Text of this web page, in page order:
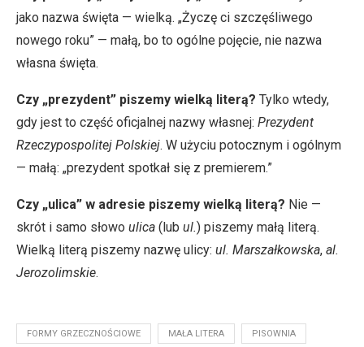
jako nazwa święta — wielką. „Życzę ci szczęśliwego
nowego roku” — małą, bo to ogólne pojęcie, nie nazwa
własna święta.
Czy „prezydent” piszemy wielką literą? Tylko wtedy,
gdy jest to część oficjalnej nazwy własnej: Prezydent
Rzeczypospolitej Polskiej. W użyciu potocznym i ogólnym
— małą: „prezydent spotkał się z premierem.”
Czy „ulica” w adresie piszemy wielką literą? Nie —
skrót i samo słowo ulica (lub ul.) piszemy małą literą.
Wielką literą piszemy nazwę ulicy: ul. Marszałkowska, al.
Jerozolimskie.
FORMY GRZECZNOŚCIOWE MAŁA LITERA PISOWNIA